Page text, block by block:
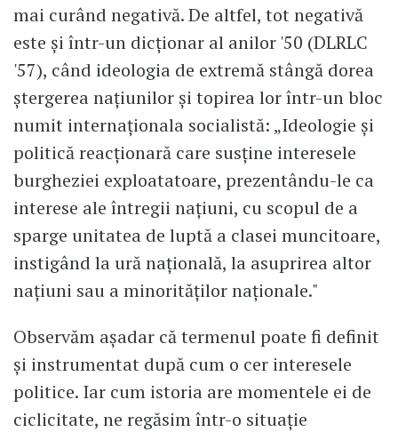
mai curând negativă. De altfel, tot negativă
este și într-un dicționar al anilor '50 (DLRLC
'57), când ideologia de extremă stângă dorea
ștergerea națiunilor și topirea lor într-un bloc
numit internaționala socialistă: „Ideologie și
politică reacționară care susține interesele
burgheziei exploatatoare, prezentându-le ca
interese ale întregii națiuni, cu scopul de a
sparge unitatea de luptă a clasei muncitoare,
instigând la ură națională, la asuprirea altor
națiuni sau a minorităților naționale."
Observăm așadar că termenul poate fi definit
și instrumentat după cum o cer interesele
politice. Iar cum istoria are momentele ei de
ciclicitate, ne regăsim într-o situație